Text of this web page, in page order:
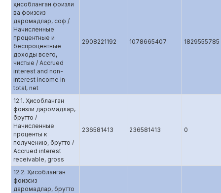
ҳисобланган фоизли
ва фоизсиз
даромадлар, соф /
Начисленные
процентные и
беспроцентные
доходы всего,
чистые / Accrued
interest and non-
interest income in
total, net
2908221192 1078665407 1829555785
12.1. Ҳисобланган
фоизли даромадлар,
брутто /
Начисленные
проценты к
получению, брутто /
Accrued interest
receivable, gross
236581413 236581413 0
12.2. Ҳисобланган
фоизсиз
даромадлар, брутто